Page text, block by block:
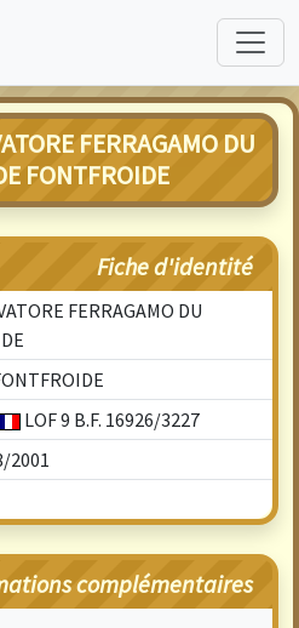
FERRAGAMO DU
FONTFROIDE
Fiche d'identité
FERRAGAMO DU
LOF 9 B.F. 16926/3227
2001
complémentaires